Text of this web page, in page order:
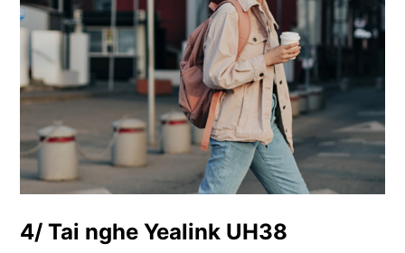
4/ Tai nghe Yealink UH38